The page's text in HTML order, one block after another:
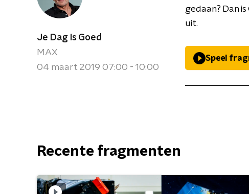
Je Dag Is Goed
MAX
04 maart 2019 07:00 - 10:00
gedaan? Dan
uit.
Speel
Recente fragmenten